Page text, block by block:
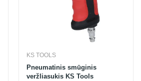
KS TOOLS
Pneumatinis smūginis
veržliasukis KS Tools